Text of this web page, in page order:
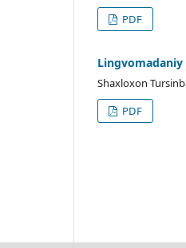
PDF
Shaxloxon
PDF